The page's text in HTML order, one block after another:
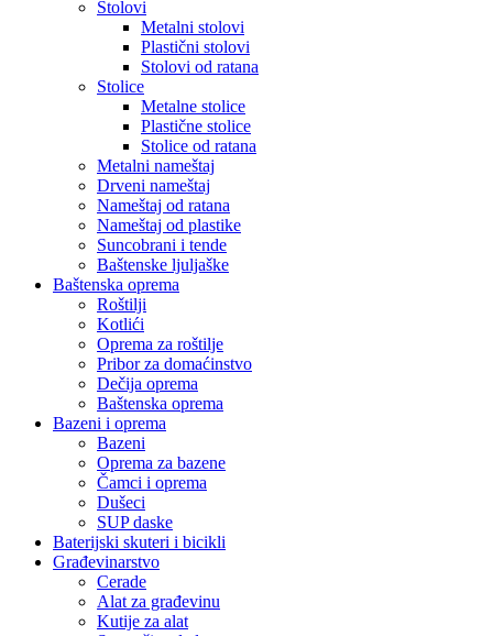
Stolovi
Metalni stolovi
Plastični stolovi
Stolovi od ratana
Stolice
Metalne stolice
Plastične stolice
Stolice od ratana
Metalni nameštaj
Drveni nameštaj
Nameštaj od ratana
Nameštaj od plastike
Suncobrani i tende
Baštenske ljuljaške
Baštenska oprema
Roštilji
Kotlići
Oprema za roštilje
Pribor za domaćinstvo
Dečija oprema
Baštenska oprema
Bazeni i oprema
Bazeni
Oprema za bazene
Čamci i oprema
Dušeci
SUP daske
Baterijski skuteri i bicikli
Građevinarstvo
Cerade
Alat za građevinu
Kutije za alat